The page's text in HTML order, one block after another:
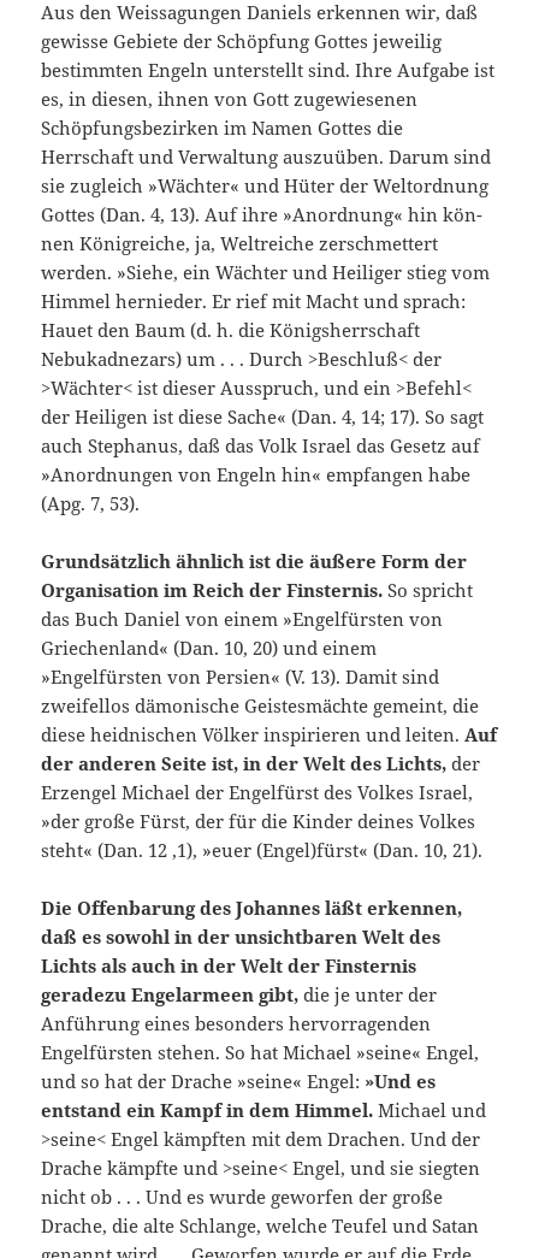
Aus den Weissagungen Daniels erkennen wir, daß
gewisse Gebiete der Schöpfung Gottes jeweilig
bestimmten Engeln unter­stellt sind. Ihre Aufgabe ist
es, in diesen, ihnen von Gott zugewiese­nen
Schöpfungsbezirken im Namen Gottes die
Herrschaft und Ver­waltung auszuüben. Darum sind
sie zugleich »Wächter« und Hüter der Weltordnung
Gottes (Dan. 4, 13). Auf ihre »Anordnung« hin kön­
nen Königreiche, ja, Weltreiche zerschmettert
werden. »Siehe, ein Wächter und Heiliger stieg vom
Himmel hernieder. Er rief mit Macht und sprach:
Hauet den Baum (d. h. die Königsherrschaft
Nebukad­nezars) um . . . Durch >Beschluß< der
>Wächter< ist dieser Ausspruch, und ein >Befehl<
der Heiligen ist diese Sache« (Dan. 4, 14; 17). So sagt
auch Stephanus, daß das Volk Israel das Gesetz auf
»Anordnungen von Engeln hin« empfangen habe
(Apg. 7, 53).
Grundsätzlich ähnlich ist die äußere Form der
Organisation im Reich der Finsternis. So spricht
das Buch Daniel von einem »Engel­fürsten von
Griechenland« (Dan. 10, 20) und einem
»Engelfürsten von Persien« (V. 13). Damit sind
zweifellos dämonische Geistesmächte gemeint, die
diese heidnischen Völker inspirieren und leiten.Auf
der anderen Seite ist, in der Welt des Lichts, der
Erzengel Michael der Engelfürst des Volkes Israel,
»der große Fürst, der für die Kinder deines Volkes
steht« (Dan. 12 ,1), »euer (Engel)fürst« (Dan. 10, 21).
Die Offenbarung des Johannes läßt erkennen,
daß es sowohl in der unsichtbaren Welt des
Lichts als auch in der Welt der Finsternis
geradezu Engelarmeen gibt, die je unter der
Anführung eines beson­ders hervorragenden
Engelfürsten stehen. So hat Michael »seine« En­gel,
und so hat der Drache »seine« Engel: »Und es
entstand ein Kampf in dem Himmel. Michael und
>seine< Engel kämpften mit dem Drachen. Und der
Drache kämpfte und >seine< Engel, und sie siegten
nicht ob . . . Und es wurde geworfen der große
Drache, die alte Schlange, welche Teufel und Satan